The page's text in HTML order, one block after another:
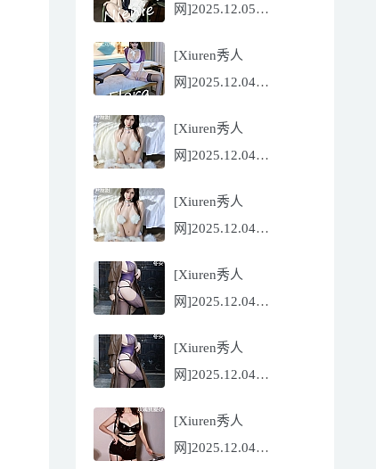
网]2025.12.05
nienie[60P/642.39MB]
[Xiuren秀人
网]2025.12.04
Flora[81P/832.27MB]
[Xiuren秀人
网]2025.12.04
[56P/602.69MB]
[Xiuren秀人
网]2025.12.04
[56P/602.69MB]
[Xiuren秀人
网]2025.12.04
[71P/960.78MB]
[Xiuren秀人
网]2025.12.04
[71P/960.78MB]
[Xiuren秀人
网]2025.12.04